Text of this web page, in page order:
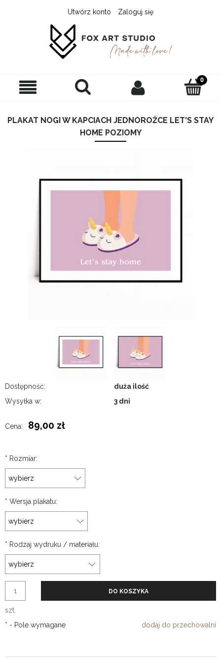
Utwórz konto Zaloguj się
PLAKAT NOGI W KAPCIACH JEDNOROŻCE LET'S STAY
HOME POZIOMY
Dostępność:
duża ilość
Wysyłka w:
3 dni
Cena: 89,00 zł
* Rozmiar:
* Wersja plakatu:
* Rodzaj wydruku / materiału:
szt.
DO KOSZYKA
dodaj do przechowalni
* - Pole wymagane